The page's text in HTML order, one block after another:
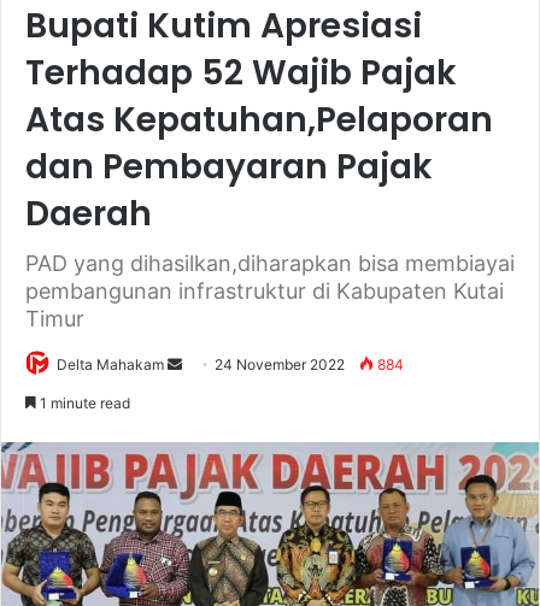
Bupati Kutim Apresiasi
Terhadap 52 Wajib Pajak
Atas Kepatuhan,Pelaporan
dan Pembayaran Pajak
Daerah
PAD yang dihasilkan,diharapkan bisa membiayai
pembangunan infrastruktur di Kabupaten Kutai
Timur
Delta Mahakam
d
a
n
e
m
a
24 November 2022 884
1 minute read